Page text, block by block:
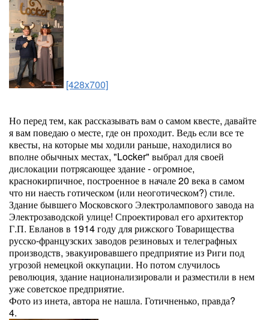
[428x700]
Но перед тем, как рассказывать вам о самом квесте, давайте
я вам поведаю о месте, где он проходит. Ведь если все те
квесты, на которые мы ходили раньше, находилися во
вполне обычных местах, "Locker" выбрал для своей
дислокации потрясающее здание - огромное,
краснокирпичное, построенное в начале 20 века в самом
что ни наесть готическом (или неоготическом?) стиле.
Здание бывшего Московского Электролампового завода на
Электрозаводской улице! Спроектировал его архитектор
Г.П. Евланов в 1914 году для рижского Товарищества
русско-французских заводов резиновых и телеграфных
производств, эвакуировавшего предприятие из Риги под
угрозой немецкой оккупации. Но потом случилось
революция, здание национализировали и разместили в нем
уже советское предприятие.
Фото из инета, автора не нашла. Готичненько, правда?
4.